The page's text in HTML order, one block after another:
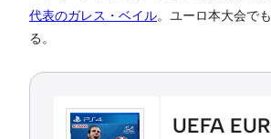
代表のガレス・ベイル。ユーロ本大会で
る。
UEFA